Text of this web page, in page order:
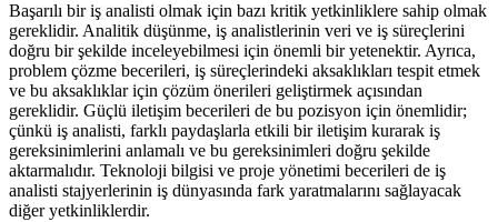
Başarılı bir iş analisti olmak için bazı kritik yetkinliklere sahip olmak
gereklidir. Analitik düşünme, iş analistlerinin veri ve iş süreçlerini
doğru bir şekilde inceleyebilmesi için önemli bir yetenektir. Ayrıca,
problem çözme becerileri, iş süreçlerindeki aksaklıkları tespit etmek
ve bu aksaklıklar için çözüm önerileri geliştirmek açısından
gereklidir. Güçlü iletişim becerileri de bu pozisyon için önemlidir;
çünkü iş analisti, farklı paydaşlarla etkili bir iletişim kurarak iş
gereksinimlerini anlamalı ve bu gereksinimleri doğru şekilde
aktarmalıdır. Teknoloji bilgisi ve proje yönetimi becerileri de iş
analisti stajyerlerinin iş dünyasında fark yaratmalarını sağlayacak
diğer yetkinliklerdir.